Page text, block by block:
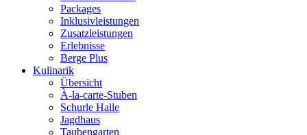
Packages
Inklusivleistungen
Zusatzleistungen
Erlebnisse
Berge Plus
Kulinarik
Übersicht
À-la-carte-Stuben
Schurle Halle
Jagdhaus
Taubengarten